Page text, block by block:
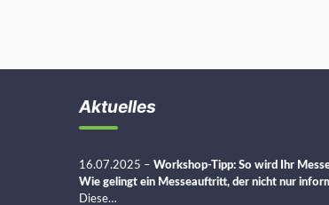
Aktuelles
16.07.2025 – Workshop-Tipp: So wird Ihr
Wie gelingt ein Messeauftritt, der nicht nur
Diese…